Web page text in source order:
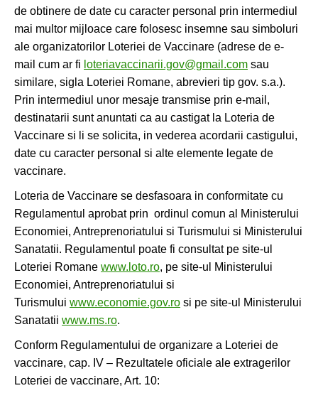
de obtinere de date cu caracter personal prin intermediul
mai multor mijloace care folosesc insemne sau simboluri
ale organizatorilor Loteriei de Vaccinare (adrese de e-
mail cum ar fi loteriavaccinarii.gov@gmail.com sau
similare, sigla Loteriei Romane, abrevieri tip gov. s.a.).
Prin intermediul unor mesaje transmise prin e-mail,
destinatarii sunt anuntati ca au castigat la Loteria de
Vaccinare si li se solicita, in vederea acordarii castigului,
date cu caracter personal si alte elemente legate de
vaccinare.
Loteria de Vaccinare se desfasoara in conformitate cu
Regulamentul aprobat prin ordinul comun al Ministerului
Economiei, Antreprenoriatului si Turismului si Ministerului
Sanatatii. Regulamentul poate fi consultat pe site-ul
Loteriei Romane www.loto.ro, pe site-ul Ministerului
Economiei, Antreprenoriatului si
Turismului www.economie.gov.ro si pe site-ul Ministerului
Sanatatii www.ms.ro.
Conform Regulamentului de organizare a Loteriei de
vaccinare, cap. IV – Rezultatele oficiale ale extragerilor
Loteriei de vaccinare, Art. 10: